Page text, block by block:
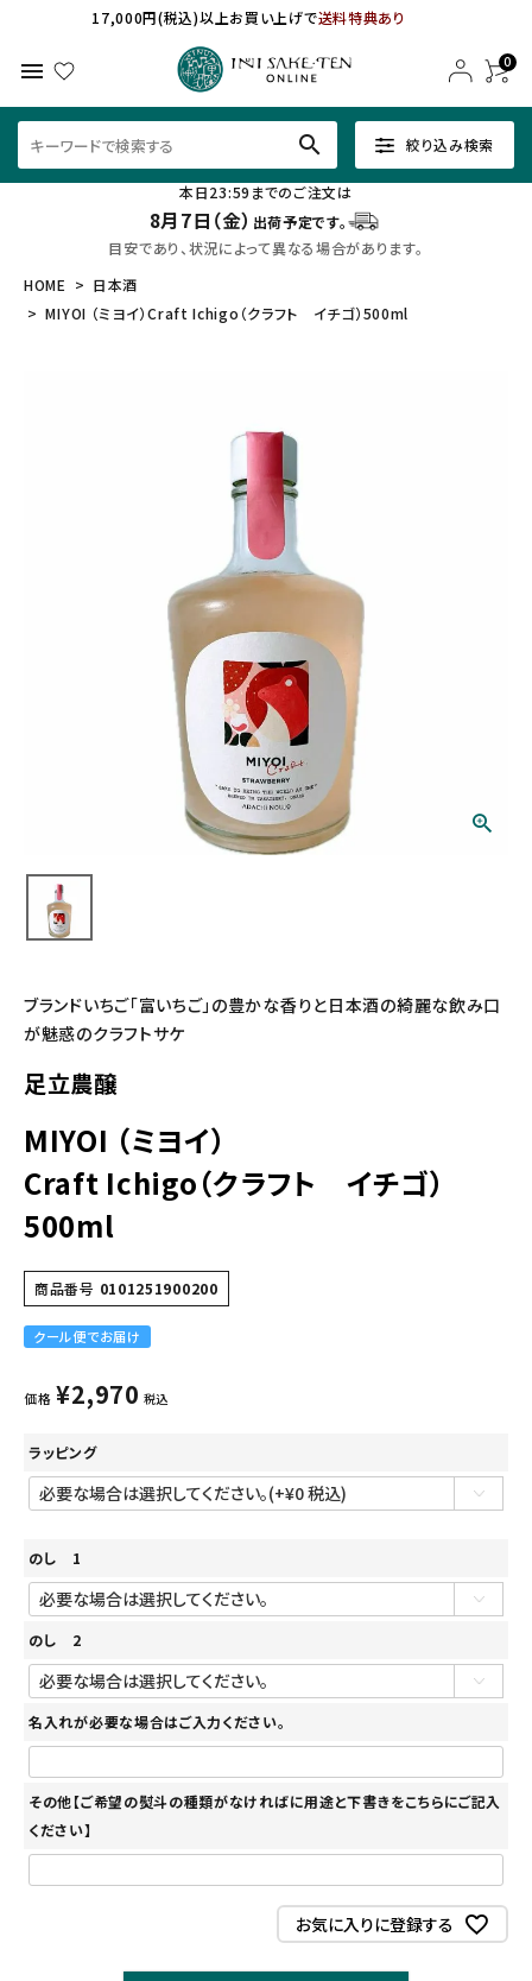
17,000円(税込)以上お買い上げで送料特典あり
menu 0
絞り込み検索
search
本日23:59までのご注文は
8月7日（金） 出荷予定です。
目安であり、状況によって異なる場合があります。
HOME
日本酒
MIYOI （ミヨイ）Craft Ichigo（クラフト イチゴ）500ml
ブランドいちご「富いちご」の豊かな香りと日本酒の綺麗な飲み口
が魅惑のクラフトサケ
足立農醸
MIYOI （ミヨイ）
Craft Ichigo（クラフト イチゴ）
500ml
商品番号 0101251900200
クール便でお届け
価格 ¥2,970 税込
ラッピング
のし 1
のし 2
名入れが必要な場合はご入力ください。
その他【ご希望の熨斗の種類がなければに用途と下書きをこちらにご記入
ください】
お気に入りに登録する